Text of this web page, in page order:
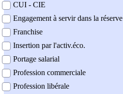
CUI - CIE
Engagement à servir dans la réserve
Franchise
Insertion par l'activ.éco.
Portage salarial
Profession commerciale
Profession libérale